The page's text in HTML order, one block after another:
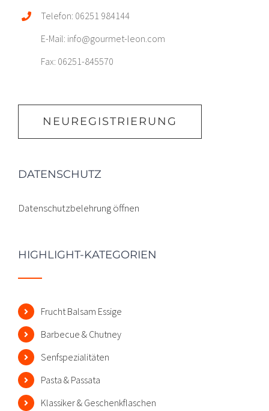
Telefon: 06251 984144
E-Mail: info@gourmet-leon.com
Fax: 06251-845570
NEUREGISTRIERUNG
DATENSCHUTZ
Datenschutzbelehrung öffnen
HIGHLIGHT-KATEGORIEN
Frucht Balsam Essige
Barbecue & Chutney
Senfspezialitäten
Pasta & Passata
Klassiker & Geschenkflaschen